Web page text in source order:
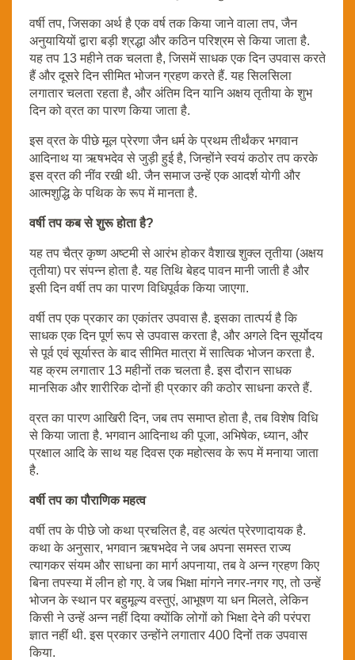
वर्षी तप, जिसका अर्थ है एक वर्ष तक किया जाने वाला तप, जैन
अनुयायियों द्वारा बड़ी श्रद्धा और कठिन परिश्रम से किया जाता है.
यह तप 13 महीने तक चलता है, जिसमें साधक एक दिन उपवास करते
हैं और दूसरे दिन सीमित भोजन ग्रहण करते हैं. यह सिलसिला
लगातार चलता रहता है, और अंतिम दिन यानि अक्षय तृतीया के शुभ
दिन को व्रत का पारण किया जाता है.
इस व्रत के पीछे मूल प्रेरणा जैन धर्म के प्रथम तीर्थंकर भगवान
आदिनाथ या ऋषभदेव से जुड़ी हुई है, जिन्होंने स्वयं कठोर तप करके
इस व्रत की नींव रखी थी. जैन समाज उन्हें एक आदर्श योगी और
आत्मशुद्धि के पथिक के रूप में मानता है.
वर्षी तप कब से शुरू होता है?
यह तप चैत्र कृष्ण अष्टमी से आरंभ होकर वैशाख शुक्ल तृतीया (अक्षय
तृतीया) पर संपन्न होता है. यह तिथि बेहद पावन मानी जाती है और
इसी दिन वर्षी तप का पारण विधिपूर्वक किया जाएगा.
वर्षी तप एक प्रकार का एकांतर उपवास है. इसका तात्पर्य है कि
साधक एक दिन पूर्ण रूप से उपवास करता है, और अगले दिन सूर्योदय
से पूर्व एवं सूर्यास्त के बाद सीमित मात्रा में सात्विक भोजन करता है.
यह क्रम लगातार 13 महीनों तक चलता है. इस दौरान साधक
मानसिक और शारीरिक दोनों ही प्रकार की कठोर साधना करते हैं.
व्रत का पारण आखिरी दिन, जब तप समाप्त होता है, तब विशेष विधि
से किया जाता है. भगवान आदिनाथ की पूजा, अभिषेक, ध्यान, और
प्रक्षाल आदि के साथ यह दिवस एक महोत्सव के रूप में मनाया जाता
है.
वर्षी तप का पौराणिक महत्व
वर्षी तप के पीछे जो कथा प्रचलित है, वह अत्यंत प्रेरणादायक है.
कथा के अनुसार, भगवान ऋषभदेव ने जब अपना समस्त राज्य
त्यागकर संयम और साधना का मार्ग अपनाया, तब वे अन्न ग्रहण किए
बिना तपस्या में लीन हो गए. वे जब भिक्षा मांगने नगर-नगर गए, तो उन्हें
भोजन के स्थान पर बहुमूल्य वस्तुएं, आभूषण या धन मिलते, लेकिन
किसी ने उन्हें अन्न नहीं दिया क्योंकि लोगों को भिक्षा देने की परंपरा
ज्ञात नहीं थी. इस प्रकार उन्होंने लगातार 400 दिनों तक उपवास
किया.